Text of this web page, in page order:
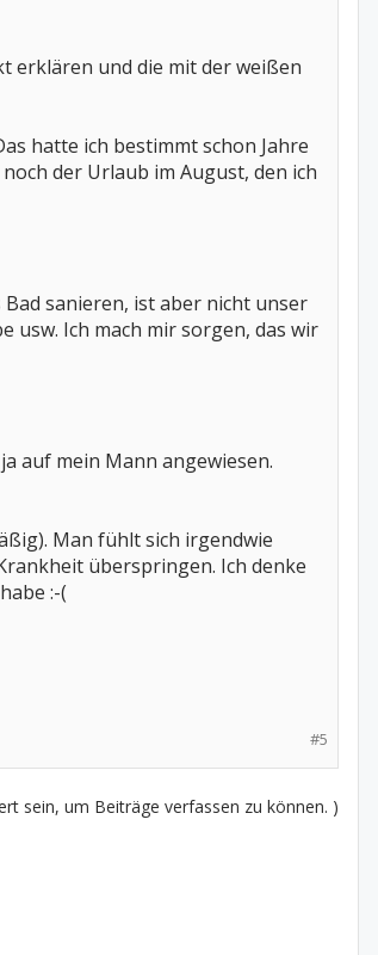
erklären und die mit der weißen
hatte ich bestimmt schon Jahre
der Urlaub im August, den ich
sanieren, ist aber nicht unser
usw. Ich mach mir sorgen, das wir
auf mein Mann angewiesen.
Man fühlt sich irgendwie
überspringen. Ich denke
:-(
#5
sein, um Beiträge verfassen zu können. )